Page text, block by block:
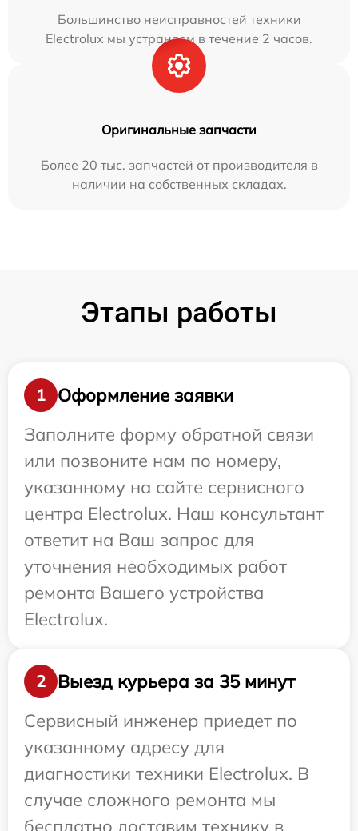
Большинство неисправностей техники
Electrolux мы устраняем в течение 2 часов.
Оригинальные запчасти
Более 20 тыс. запчастей от производителя в
наличии на собственных складах.
Этапы работы
1
Оформление заявки
Заполните форму обратной связи
или позвоните нам по номеру,
указанному на сайте сервисного
центра Electrolux. Наш консультант
ответит на Ваш запрос для
уточнения необходимых работ
ремонта Вашего устройства
Electrolux.
2
Выезд курьера за 35 минут
Сервисный инженер приедет по
указанному адресу для
диагностики техники Electrolux. В
случае сложного ремонта мы